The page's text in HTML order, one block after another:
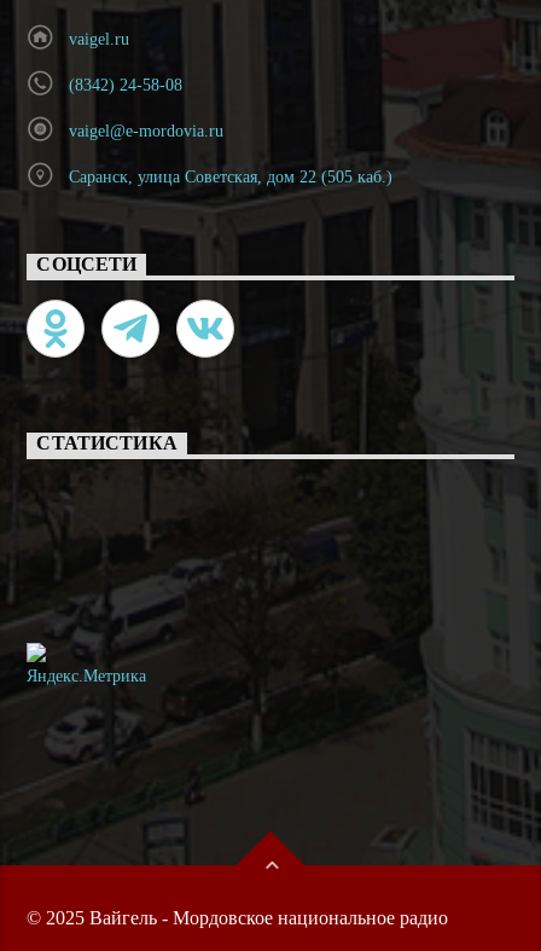
vaigel.ru
(8342) 24-58-08
vaigel@e-mordovia.ru
Саранск, улица Советская, дом 22 (505 каб.)
СОЦСЕТИ
СТАТИСТИКА
© 2025 Вайгель - Мордовское национальное радио